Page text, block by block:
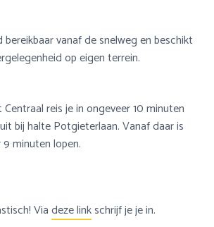
vanaf de snelweg en beschikt
op eigen terrein.
reis je in ongeveer 10 minuten
bij halte Potgieterlaan. Vanaf daar is
minuten lopen.
Viadeze linkschrijf je je in.